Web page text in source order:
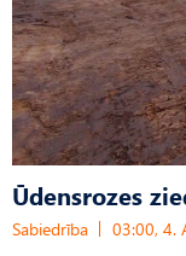
Ūdensrozes
Sabiedrība 03:00, 4.